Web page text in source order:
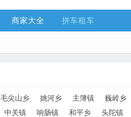
商家大全 拼车租车
毛尖山乡 姚河乡 主簿镇 巍岭乡
中关镇 响肠镇 和平乡 头陀镇